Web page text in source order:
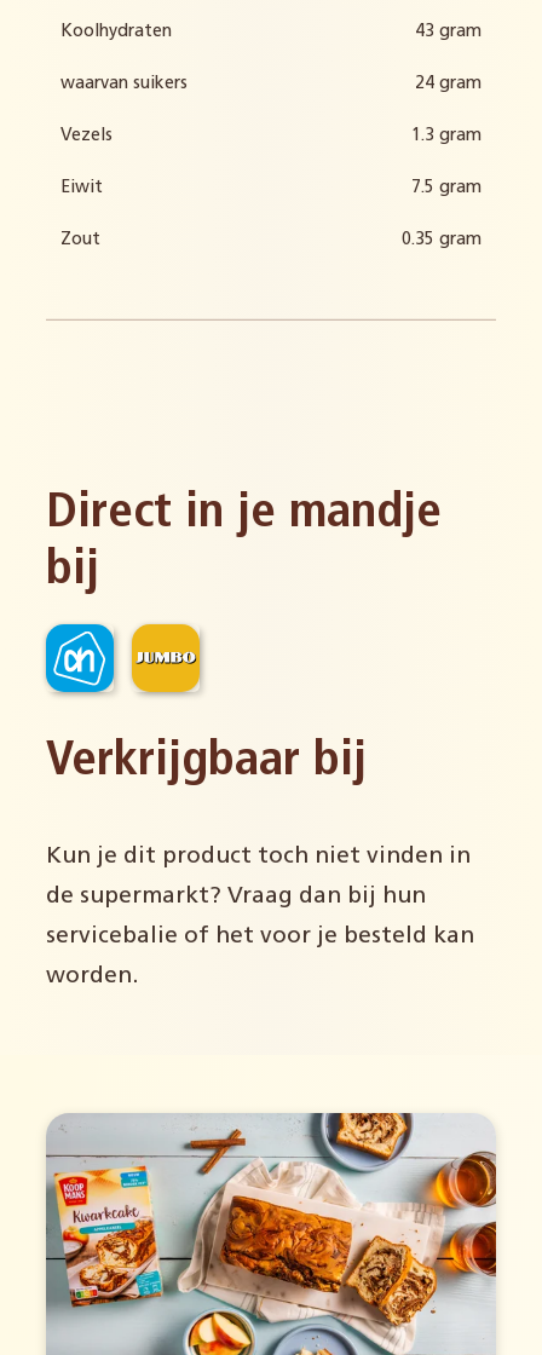
Koolhydraten 43 gram
waarvan suikers 24 gram
Vezels 1.3 gram
Eiwit 7.5 gram
Zout 0.35 gram
Direct in je mandje
bij
Verkrijgbaar bij
Kun je dit product toch niet vinden in
de supermarkt? Vraag dan bij hun
servicebalie of het voor je besteld kan
worden.